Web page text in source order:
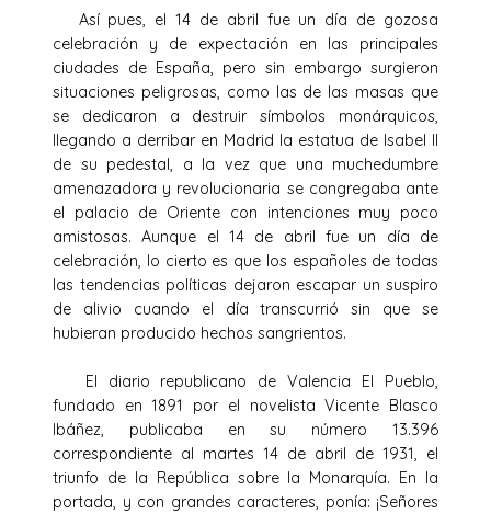
Así pues, el 14 de abril fue un día de gozosa
celebración y de expectación en las principales
ciudades de España, pero sin embargo surgieron
situaciones peligrosas, como las de las masas que
se dedicaron a destruir símbolos monárquicos,
llegando a derribar en Madrid la estatua de Isabel II
de su pedestal, a la vez que una muchedumbre
amenazadora y revolucionaria se congregaba ante
el palacio de Oriente con intenciones muy poco
amistosas. Aunque el 14 de abril fue un día de
celebración, lo cierto es que los españoles de todas
las tendencias políticas dejaron escapar un suspiro
de alivio cuando el día transcurrió sin que se
hubieran producido hechos sangrientos.
El diario republicano de Valencia El Pueblo,
fundado en 1891 por el novelista Vicente Blasco
Ibáñez, publicaba en su número 13.396
correspondiente al martes 14 de abril de 1931, el
triunfo de la República sobre la Monarquía. En la
portada, y con grandes caracteres, ponía: ¡Señores